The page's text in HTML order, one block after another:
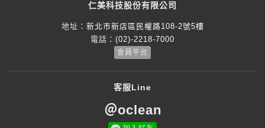
仁美科技股份有限公司
地址： 新北市新店區民權路108-2號5樓
電話： (02)-2218-7000
會員平台
客服Line
＠oclean